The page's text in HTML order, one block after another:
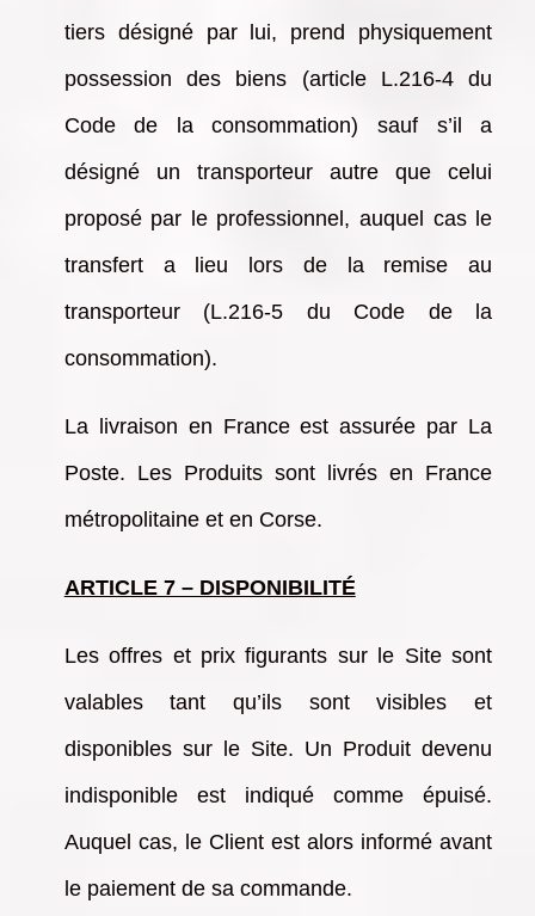
tiers désigné par lui, prend physiquement
possession des biens (article L.216-4 du
Code de la consommation) sauf s’il a
désigné un transporteur autre que celui
proposé par le professionnel, auquel cas le
transfert a lieu lors de la remise au
transporteur (L.216-5 du Code de la
consommation).
La livraison en France est assurée par La
Poste. Les Produits sont livrés en France
métropolitaine et en Corse.
ARTICLE 7 – DISPONIBILITÉ
Les offres et prix figurants sur le Site sont
valables tant qu’ils sont visibles et
disponibles sur le Site. Un Produit devenu
indisponible est indiqué comme épuisé.
Auquel cas, le Client est alors informé avant
le paiement de sa commande.